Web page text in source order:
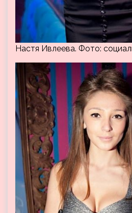
Настя Ивлеева. Фото: